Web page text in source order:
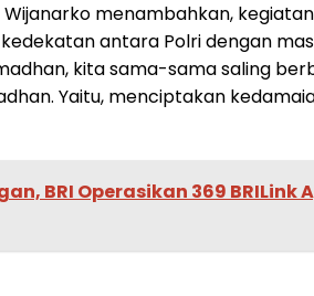
menambahkan,
antara Polri dengan
kita sama-sama saling
Yaitu, menciptakan
BRI Operasikan 369 BRILink